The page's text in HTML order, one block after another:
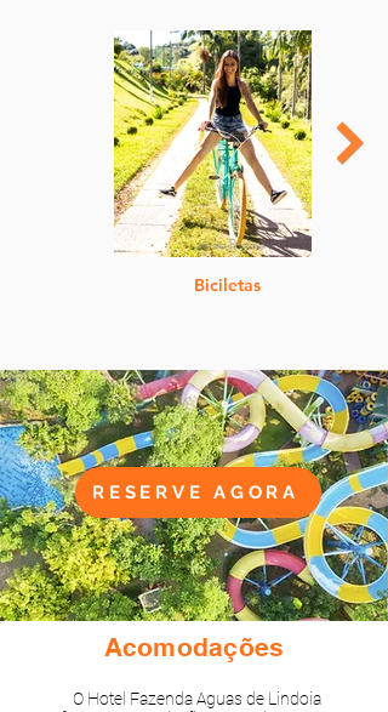
Biciletas
RESERVE AGORA
Acomodações
O Hotel Fazenda Aguas de Lindoia